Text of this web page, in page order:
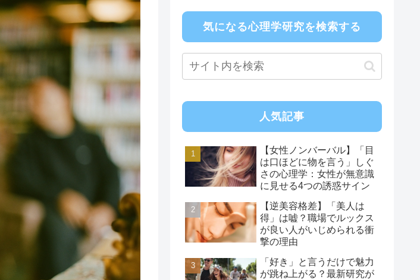
気になる心理学研究を検索する
人気記事
【女性ノンバーバル】「目
は口ほどに物を言う」しぐ
さの心理学：女性が無意識
に見せる4つの誘惑サイン
【逆美容格差】「美人は
得」は嘘？職場でルックス
が良い人がいじめられる衝
撃の理由
「好き」と言うだけで魅力
が跳ね上がる？最新研究が